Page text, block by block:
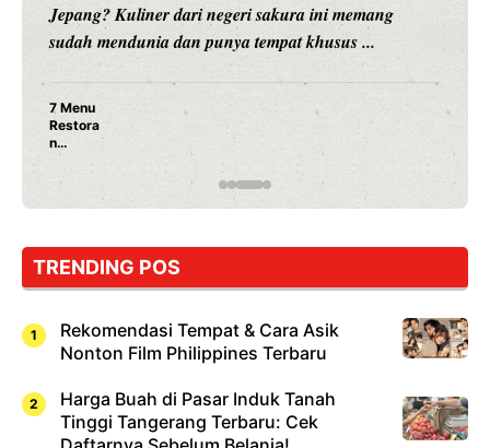
Jepang? Kuliner dari negeri sakura ini memang
sudah mendunia dan punya tempat khusus ...
7 Menu
Restora
n
Jepang
Dicoba,
Cuma
Sushi!
TRENDING POS
Rekomendasi Tempat & Cara Asik
Nonton Film Philippines Terbaru
Harga Buah di Pasar Induk Tanah
Tinggi Tangerang Terbaru: Cek